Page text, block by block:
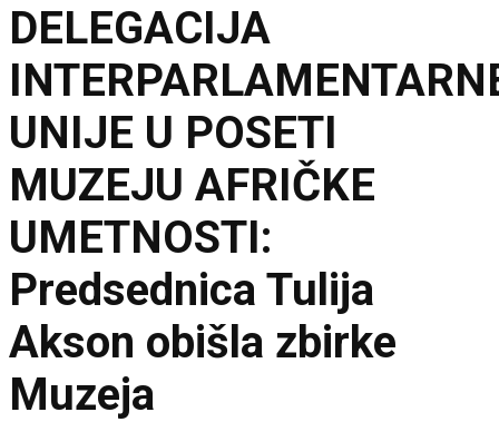
DELEGACIJA
UNIJE U POSETI
MUZEJU AFRIČKE
UMETNOSTI:
Predsednica Tulija
Akson obišla zbirke
Muzeja